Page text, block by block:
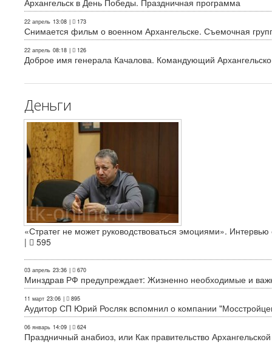
Архангельск в День Победы. Праздничная программа
22 апрель 13:08 | 173
Снимается фильм о военном Архангельске. Съемочная
22 апрель 08:18 | 126
Доброе имя генерала Качалова. Командующий
Деньги
«Стратег не может руководствоваться эмоциями».
|
595
03 апрель 23:36 | 670
Минздрав РФ предупреждает: Жизненно необходимые и
11 март 23:06 | 895
Аудитор СП Юрий Росляк вспомнил о компании
06 январь 14:09 | 624
Праздничный анабиоз, или Как правительство